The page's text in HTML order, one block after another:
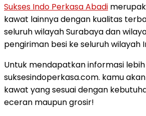
Sukses Indo Perkasa Abadi
kawat lainnya dengan kualitas
seluruh wilayah Surabaya dan
pengiriman besi ke seluruh wilayah
Untuk mendapatkan informasi
suksesindoperkasa.com. kamu
kawat yang sesuai dengan
eceran maupun grosir!